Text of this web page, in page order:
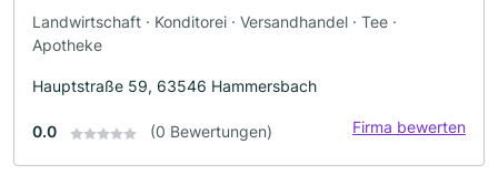
Landwirtschaft · Konditorei · Versandhandel · Tee ·
Apotheke
Hauptstraße 59, 63546 Hammersbach
0.0 (0 Bewertungen) Firma bewerten